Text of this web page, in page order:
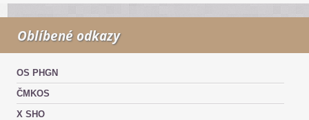
Oblíbené odkazy
OS PHGN
ČMKOS
X SHO